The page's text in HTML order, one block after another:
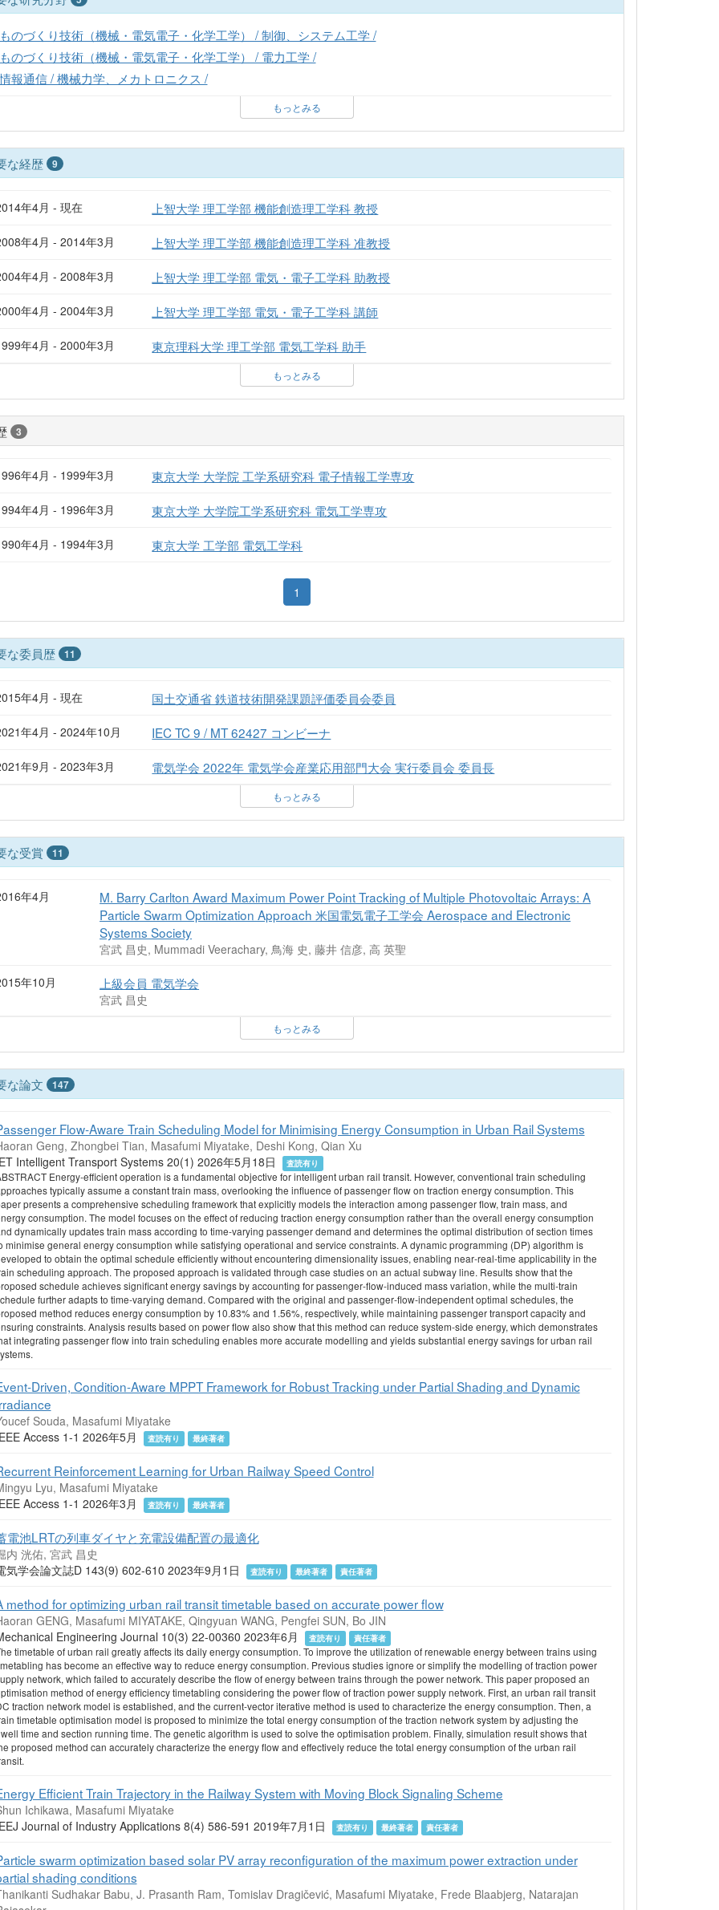
のづくり技術（機械・電気電子・化学工学） / 制御、システム工学 /
のづくり技術（機械・電気電子・化学工学） / 電力工学 /
報通信 / 機械力学、メカトロニクス /
もっとみる
な経歴 9
年4月 - 現在 上智大学 理工学部 機能創造理工学科 教授
年4月 - 2014年3月 上智大学 理工学部 機能創造理工学科 准教授
年4月 - 2008年3月 上智大学 理工学部 電気・電子工学科 助教授
年4月 - 2004年3月 上智大学 理工学部 電気・電子工学科 講師
年4月 - 2000年3月 東京理科大学 理工学部 電気工学科 助手
もっとみる
3
年4月 - 1999年3月 東京大学 大学院 工学系研究科 電子情報工学専攻
年4月 - 1996年3月 東京大学 大学院工学系研究科 電気工学専攻
年4月 - 1994年3月 東京大学 工学部 電気工学科
1
な委員歴 11
年4月 - 現在 国土交通省 鉄道技術開発課題評価委員会委員
年4月 - 2024年10月 IEC TC 9 / MT 62427 コンビーナ
年9月 - 2023年3月 電気学会 2022年 電気学会産業応用部門大会 実行委員会 委員長
もっとみる
な受賞 11
年4月
M. Barry Carlton Award Maximum Power Point Tracking of Multiple Photovoltaic Arrays: A
Particle Swarm Optimization Approach 米国電気電子工学会 Aerospace and Electronic
Systems Society
宮武 昌史, Mummadi Veerachary, 鳥海 史, 藤井 信彦, 高 英聖
年10月 上級会員 電気学会
宮武 昌史
もっとみる
な論文 147
Flow‐Aware Train Scheduling Model for Minimising Energy Consumption in Urban Rail Systems
Geng, Zhongbei Tian, Masafumi Miyatake, Deshi Kong, Qian Xu
Intelligent Transport Systems 20(1) 2026年5月18日
査読有り
Energy‐efficient operation is a fundamental objective for intelligent urban rail transit. However, conventional train scheduling
typically assume a constant train mass, overlooking the influence of passenger flow on traction energy consumption. This
presents a comprehensive scheduling framework that explicitly models the interaction among passenger flow, train mass, and
consumption. The model focuses on the effect of reducing traction energy consumption rather than the overall energy consumption
dynamically updates train mass according to time‐varying passenger demand and determines the optimal distribution of section times
minimise general energy consumption while satisfying operational and service constraints. A dynamic programming (DP) algorithm is
to obtain the optimal schedule efficiently without encountering dimensionality issues, enabling near‐real‐time applicability in the
scheduling approach. The proposed approach is validated through case studies on an actual subway line. Results show that the
schedule achieves significant energy savings by accounting for passenger‐flow‐induced mass variation, while the multi‐train
further adapts to time‐varying demand. Compared with the original and passenger‐flow‐independent optimal schedules, the
method reduces energy consumption by 10.83% and 1.56%, respectively, while maintaining passenger transport capacity and
constraints. Analysis results based on power flow also show that this method can reduce system‐side energy, which demonstrates
integrating passenger flow into train scheduling enables more accurate modelling and yields substantial energy savings for urban rail
Driven, Condition-Aware MPPT Framework for Robust Tracking under Partial Shading and Dynamic
Souda, Masafumi Miyatake
Access 1-1 2026年5月
査読有り 最終著者
Reinforcement Learning for Urban Railway Speed Control
Lyu, Masafumi Miyatake
Access 1-1 2026年3月
査読有り 最終著者
電池LRTの列車ダイヤと充電設備配置の最適化
内 洸佑, 宮武 昌史
気学会論文誌D 143(9) 602-610 2023年9月1日
査読有り 最終著者 責任著者
method for optimizing urban rail transit timetable based on accurate power flow
GENG, Masafumi MIYATAKE, Qingyuan WANG, Pengfei SUN, Bo JIN
Engineering Journal 10(3) 22-00360 2023年6月
査読有り 責任著者
timetable of urban rail greatly affects its daily energy consumption. To improve the utilization of renewable energy between trains using
has become an effective way to reduce energy consumption. Previous studies ignore or simplify the modelling of traction power
network, which failed to accurately describe the flow of energy between trains through the power network. This paper proposed an
method of energy efficiency timetabling considering the power flow of traction power supply network. First, an urban rail transit
traction network model is established, and the current-vector iterative method is used to characterize the energy consumption. Then, a
timetable optimisation model is proposed to minimize the total energy consumption of the traction network system by adjusting the
time and section running time. The genetic algorithm is used to solve the optimisation problem. Finally, simulation result shows that
proposed method can accurately characterize the energy flow and effectively reduce the total energy consumption of the urban rail
Efficient Train Trajectory in the Railway System with Moving Block Signaling Scheme
Ichikawa, Masafumi Miyatake
Journal of Industry Applications 8(4) 586-591 2019年7月1日
査読有り 最終著者 責任著者
swarm optimization based solar PV array reconfiguration of the maximum power extraction under
shading conditions
Sudhakar Babu, J. Prasanth Ram, Tomislav Dragičević, Masafumi Miyatake, Frede Blaabjerg, Natarajan